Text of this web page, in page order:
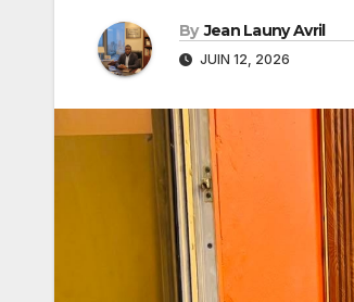
By Jean Launy Avril
JUIN 12, 2026